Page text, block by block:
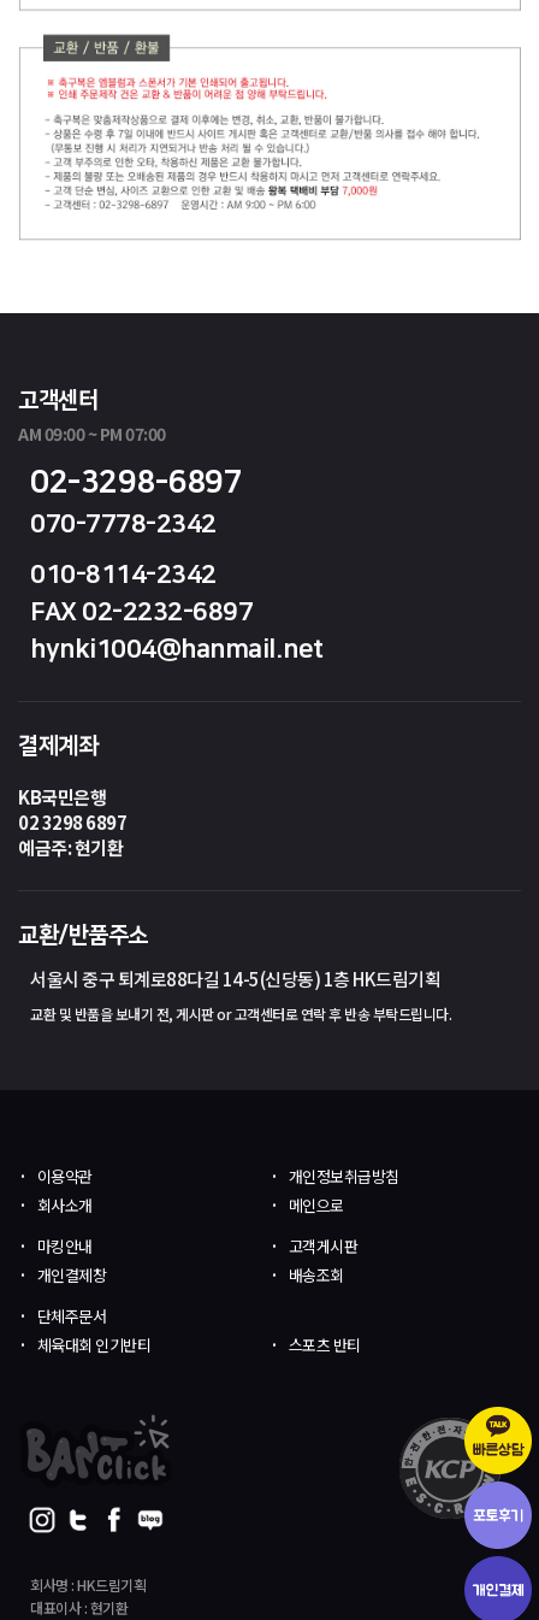
고객센터
AM 09:00 ~ PM 07:00
02-3298-6897
070-7778-2342
010-8114-2342
FAX 02-2232-6897
hynki1004@hanmail.net
결제계좌
KB국민은행
02 3298 6897
예금주: 현기환
교환/반품주소
서울시 중구 퇴계로88다길 14-5(신당동) 1층 HK드림기획
교환 및 반품을 보내기 전, 게시판 or 고객센터로 연락 후 반송 부탁드립니다.
회사명 : HK드림기획
대표이사 : 현기환
이용약관
개인정보취급방침
회사소개
메인으로
마킹안내
고객게시판
개인결제창
배송조회
단체주문서
체육대회 인기반티
스포츠 반티